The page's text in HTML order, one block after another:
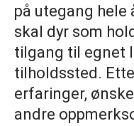
på utegang
skal dyr som
tilgang til egnet
tilholdssted.
erfaringer,
andre